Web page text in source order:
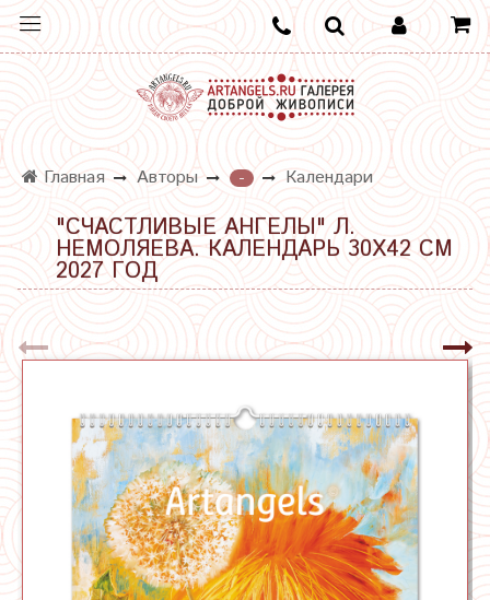
Главная Авторы - Календари
"СЧАСТЛИВЫЕ АНГЕЛЫ" Л.
НЕМОЛЯЕВА. КАЛЕНДАРЬ 30Х42 СМ
2027 ГОД